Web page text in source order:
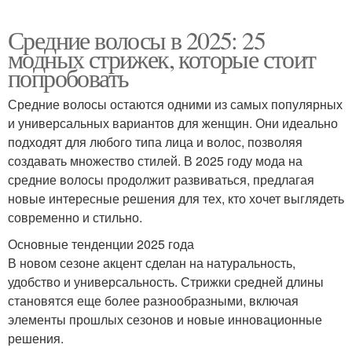
Средние волосы в 2025: 25
модных стрижек, которые стоит
попробовать
Средние волосы остаются одними из самых популярных
и универсальных вариантов для женщин. Они идеально
подходят для любого типа лица и волос, позволяя
создавать множество стилей. В 2025 году мода на
средние волосы продолжит развиваться, предлагая
новые интересные решения для тех, кто хочет выглядеть
современно и стильно.
Основные тенденции 2025 года
В новом сезоне акцент сделан на натуральность,
удобство и универсальность. Стрижки средней длины
становятся еще более разнообразными, включая
элементы прошлых сезонов и новые инновационные
решения.